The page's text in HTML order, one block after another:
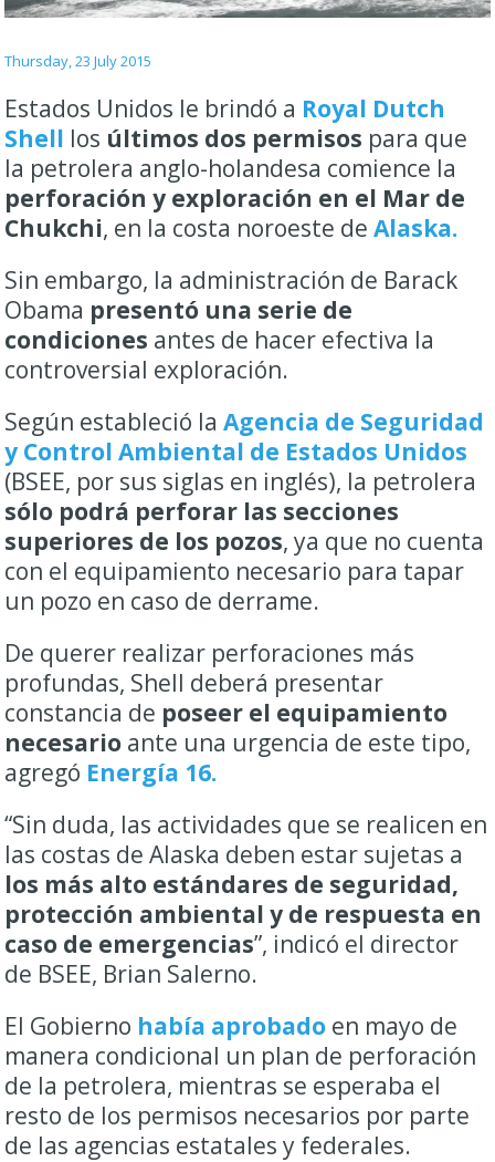
Thursday, 23 July 2015
Estados Unidos le brindó a Royal Dutch
Shell los últimos dos permisos para que
la petrolera anglo-holandesa comience la
perforación y exploración en el Mar de
Chukchi, en la costa noroeste de Alaska.
Sin embargo, la administración de Barack
Obama presentó una serie de
condiciones antes de hacer efectiva la
controversial exploración.
Según estableció laAgencia de Seguridad
y Control Ambiental de Estados Unidos
(BSEE, por sus siglas en inglés), la petrolera
sólo podrá perforar las secciones
superiores de los pozos, ya que no cuenta
con el equipamiento necesario para tapar
un pozo en caso de derrame.
De querer realizar perforaciones más
profundas, Shell deberá presentar
constancia de poseer el equipamiento
necesario ante una urgencia de este tipo,
agregó Energía 16.
“Sin duda, las actividades que se realicen en
las costas de Alaska deben estar sujetas a
los más alto estándares de seguridad,
protección ambiental y de respuesta en
caso de emergencias”, indicó el director
de BSEE, Brian Salerno.
El Gobierno había aprobado en mayo de
manera condicional un plan de perforación
de la petrolera, mientras se esperaba el
resto de los permisos necesarios por parte
de las agencias estatales y federales.